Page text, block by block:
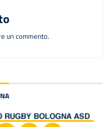
un commento.